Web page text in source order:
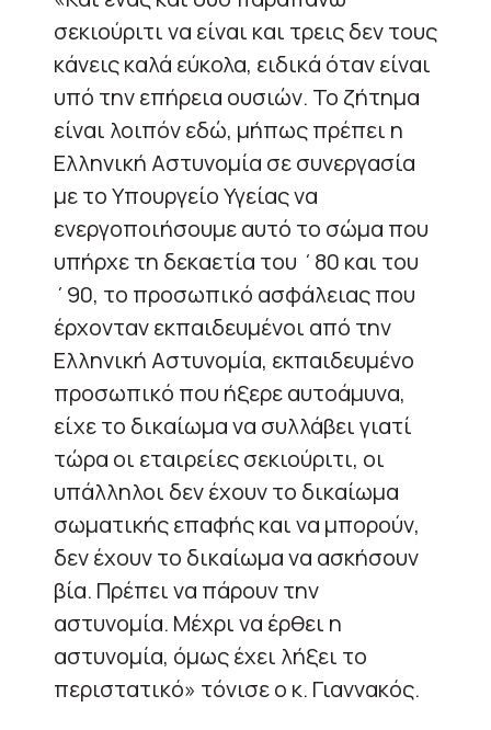
σεκιούριτι να είναι και τρεις δεν τους
κάνεις καλά εύκολα, ειδικά όταν είναι
υπό την επήρεια ουσιών. Το ζήτημα
είναι λοιπόν εδώ, μήπως πρέπει η
Ελληνική Αστυνομία σε συνεργασία
με το Υπουργείο Υγείας να
ενεργοποιήσουμε αυτό το σώμα που
υπήρχε τη δεκαετία του ΄80 και του
΄90, το προσωπικό ασφάλειας που
έρχονταν εκπαιδευμένοι από την
Ελληνική Αστυνομία, εκπαιδευμένο
προσωπικό που ήξερε αυτοάμυνα,
είχε το δικαίωμα να συλλάβει γιατί
τώρα οι εταιρείες σεκιούριτι, οι
υπάλληλοι δεν έχουν το δικαίωμα
σωματικής επαφής και να μπορούν,
δεν έχουν το δικαίωμα να ασκήσουν
βία. Πρέπει να πάρουν την
αστυνομία. Μέχρι να έρθει η
αστυνομία, όμως έχει λήξει το
περιστατικό» τόνισε ο κ. Γιαννακός.